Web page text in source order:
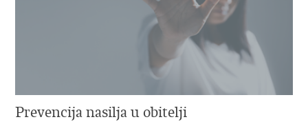
Prevencija nasilja u obitelji